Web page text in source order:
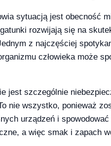
sytuacją jest obecność
rozwijają się na
z najczęściej
człowieka może
jest szczególnie
nie wszystko, ponieważ
urządzeń i
a więc smak i zapach